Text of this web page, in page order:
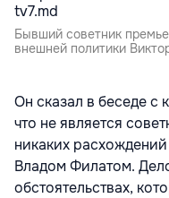
Бывший советник
внешней политики
Он сказал в беседе с
что не является
никаких
Владом Филатом.
обстоятельствах,